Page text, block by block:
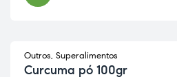
Outros, Superalimentos
Curcuma pó 100gr